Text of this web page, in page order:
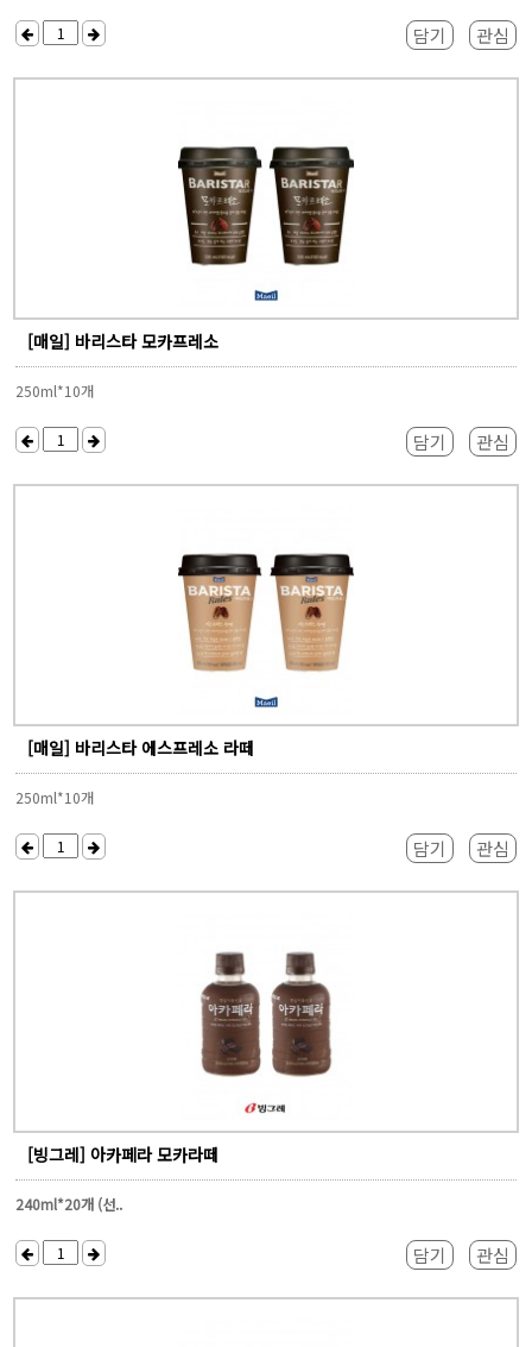
담기 관심
[매일] 바리스타 모카프레소
250ml*10개
담기 관심
[매일] 바리스타 에스프레소 라떼
250ml*10개
담기 관심
[빙그레] 아카페라 모카라떼
240ml*20개 (선..
담기 관심